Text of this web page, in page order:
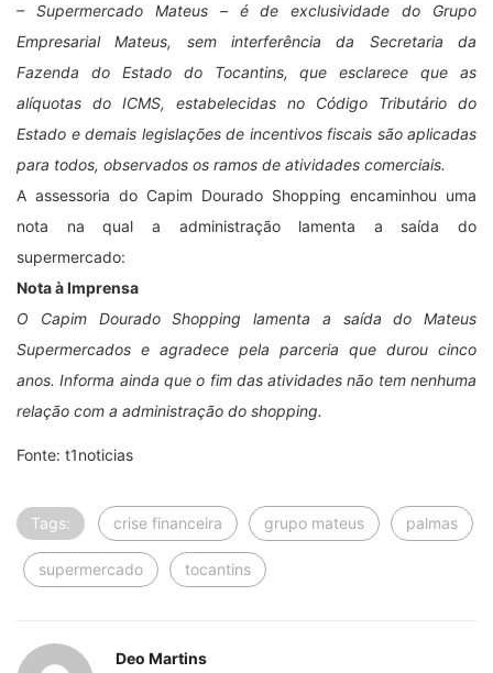
– Supermercado Mateus – é de exclusividade do Grupo
Empresarial Mateus, sem interferência da Secretaria da
Fazenda do Estado do Tocantins, que esclarece que as
alíquotas do ICMS, estabelecidas no Código Tributário do
Estado e demais legislações de incentivos fiscais são aplicadas
para todos, observados os ramos de atividades comerciais.
A assessoria do Capim Dourado Shopping encaminhou uma
nota na qual a administração lamenta a saída do
supermercado:
Nota à Imprensa
O Capim Dourado Shopping lamenta a saída do Mateus
Supermercados e agradece pela parceria que durou cinco
anos. Informa ainda que o fim das atividades não tem nenhuma
relação com a administração do shopping.
Fonte: t1noticias
Tags: crise financeira grupo mateus palmas
supermercado tocantins
Deo Martins